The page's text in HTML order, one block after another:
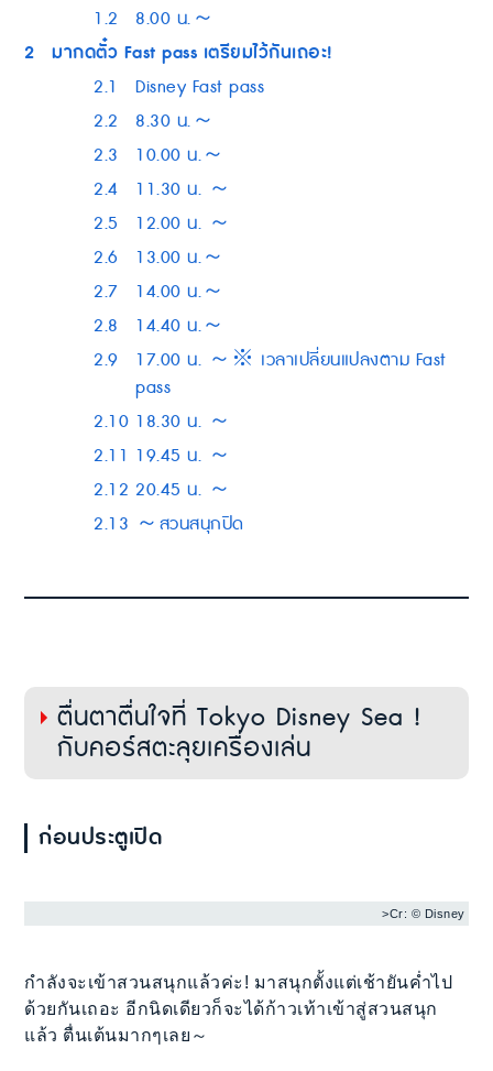
1.2
8.00 น.～
2 มากดตั๋ว Fast pass เตรียมไว้กันเถอะ!
2.1
Disney Fast pass
2.2
8.30 น.～
2.3
10.00 น.～
2.4
11.30 น. ～
2.5
12.00 น. ～
2.6
13.00 น.～
2.7
14.00 น.～
2.8
14.40 น.～
2.9
17.00 น. ～※ เวลาเปลี่ยนแปลงตาม Fast
pass
2.10 18.30 น. ～
2.11 19.45 น. ～
2.12 20.45 น. ～
2.13 ～สวนสนุกปิด
ตื่นตาตื่นใจที่ Tokyo Disney Sea !
กับคอร์สตะลุยเครื่องเล่น
ก่อนประตูเปิด
>Cr: © Disney
กำลังจะเข้าสวนสนุกแล้วค่ะ! มาสนุกตั้งแต่เช้ายันค่ำไป
ด้วยกันเถอะ อีกนิดเดียวก็จะได้ก้าวเท้าเข้าสู่สวนสนุก
แล้ว ตื่นเต้นมากๆเลย～